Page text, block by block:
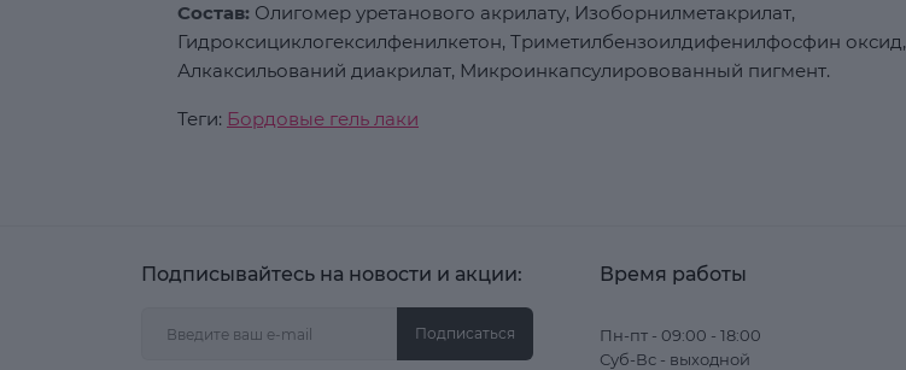
Состав: Олигомер уретанового акрилату, Изоборнилметакрилат,
Гидроксициклогексилфенилкетон, Триметилбензоилдифенилфосфин оксид,
Алкаксильований диакрилат, Микроинкапсулировованный пигмент.
Теги: Бордовые гель лаки
Подписывайтесь на новости и акции:
Подписаться
Время работы
Пн-пт - 09:00 - 18:00
Суб-Вс - выходной